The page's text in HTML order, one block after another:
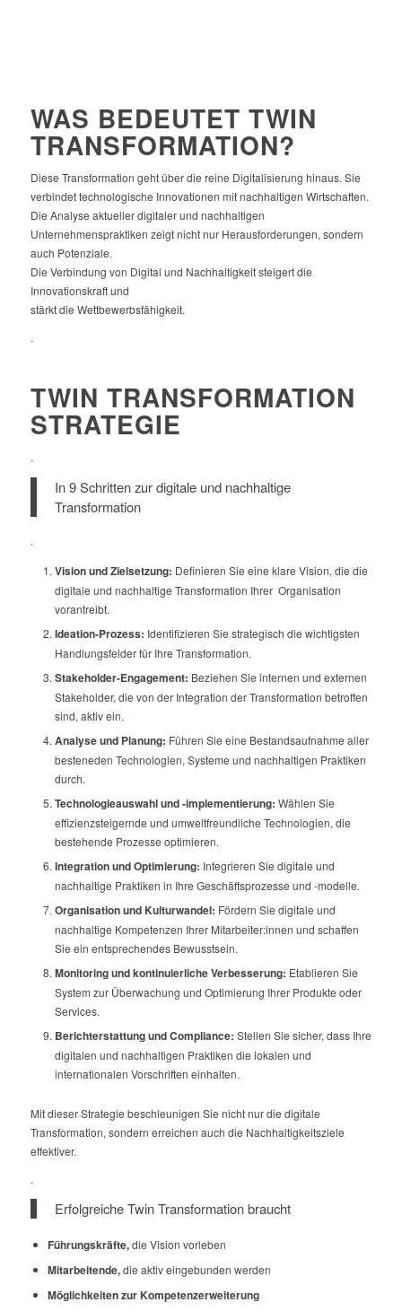
WAS BEDEUTET TWIN
TRANSFORMATION?
Diese Transformation geht über die reine Digitalisierung hinaus. Sie
verbindet technologische Innovationen mit nachhaltigen Wirtschaften.
Die Analyse aktueller digitaler und nachhaltigen
Unternehmenspraktiken zeigt nicht nur Herausforderungen, sondern
auch Potenziale.
Die Verbindung von Digital und Nachhaltigkeit steigert die
Innovationskraft und
stärkt die Wettbewerbsfähigkeit.
.
TWIN TRANSFORMATION
STRATEGIE
.
In 9 Schritten zur digitale und nachhaltige
Transformation
.
Vision und Zielsetzung: Definieren Sie eine klare Vision, die die
digitale und nachhaltige Transformation Ihrer Organisation
vorantreibt.
Ideation-Prozess: Identifizieren Sie strategisch die wichtigsten
Handlungsfelder für Ihre Transformation.
Stakeholder-Engagement: Beziehen Sie internen und externen
Stakeholder, die von der Integration der Transformation betroffen
sind, aktiv ein.
Analyse und Planung: Führen Sie eine Bestandsaufnahme aller
besteneden Technologien, Systeme und nachhaltigen Praktiken
durch.
Technologieauswahl und -implementierung: Wählen Sie
effizienzsteigernde und umweltfreundliche Technologien, die
bestehende Prozesse optimieren.
Integration und Optimierung: Integrieren Sie digitale und
nachhaltige Praktiken in Ihre Geschäftsprozesse und -modelle.
Organisation und Kulturwandel: Fördern Sie digitale und
nachhaltige Kompetenzen Ihrer Mitarbeiter:innen und schaffen
Sie ein entsprechendes Bewusstsein.
Monitoring und kontinuierliche Verbesserung: Etablieren Sie
System zur Überwachung und Optimierung Ihrer Produkte oder
Services.
Berichterstattung und Compliance: Stellen Sie sicher, dass Ihre
digitalen und nachhaltigen Praktiken die lokalen und
internationalen Vorschriften einhalten.
Mit dieser Strategie beschleunigen Sie nicht nur die digitale
Transformation, sondern erreichen auch die Nachhaltigkeitsziele
effektiver.
.
Erfolgreiche Twin Transformation braucht
Führungskräfte,die Vision vorleben
Mitarbeitende,die aktiv eingebunden werden
Möglichkeiten zur Kompetenzerweiterung